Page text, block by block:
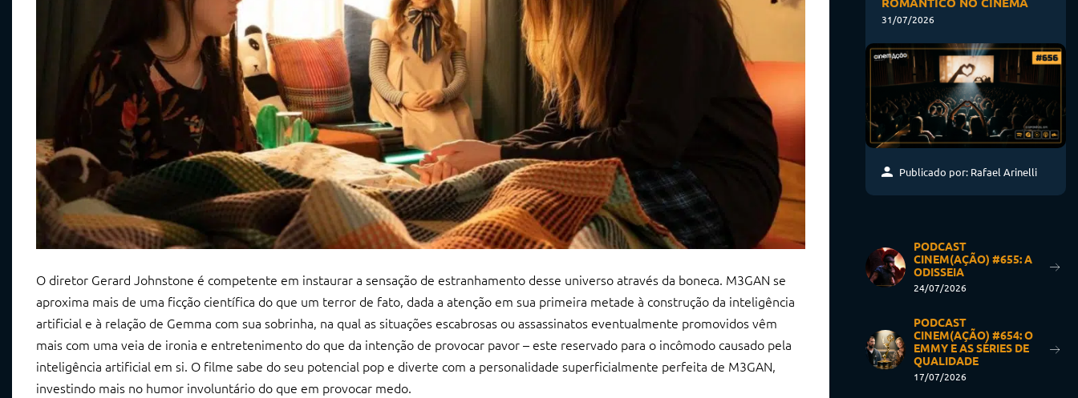
O diretor Gerard Johnstone é competente em instaurar a sensação de estranhamento desse universo através da boneca. M3GAN se
aproxima mais de uma ficção científica do que um terror de fato, dada a atenção em sua primeira metade à construção da inteligência
artificial e à relação de Gemma com sua sobrinha, na qual as situações escabrosas ou assassinatos eventualmente promovidos vêm
mais com uma veia de ironia e entretenimento do que da intenção de provocar pavor – este reservado para o incômodo causado pela
inteligência artificial em si. O filme sabe do seu potencial pop e diverte com a personalidade superficialmente perfeita de M3GAN,
investindo mais no humor involuntário do que em provocar medo.
31/07/2026
Publicado por: Rafael Arinelli
PODCAST
CINEM(AÇÃO) #655: A
ODISSEIA
24/07/2026
PODCAST
CINEM(AÇÃO) #654: O
EMMY E AS SÉRIES DE
QUALIDADE
17/07/2026